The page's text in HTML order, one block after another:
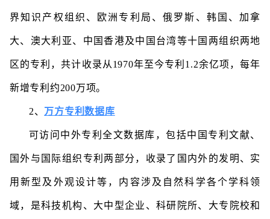
界知识产权组织、欧洲专利局、俄罗斯、韩国、加拿
大、澳大利亚、中国香港及中国台湾等十国两组织两地
区的专利，共计收录从1970年至今专利1.2余亿项，每年
新增专利约200万项。
2、 万方专利数据库
可访问中外专利全文数据库，包括中国专利文献、
国外与国际组织专利两部分，收录了国内外的发明、实
用新型及外观设计等，内容涉及自然科学各个学科领
域，是科技机构、大中型企业、科研院所、大专院校和